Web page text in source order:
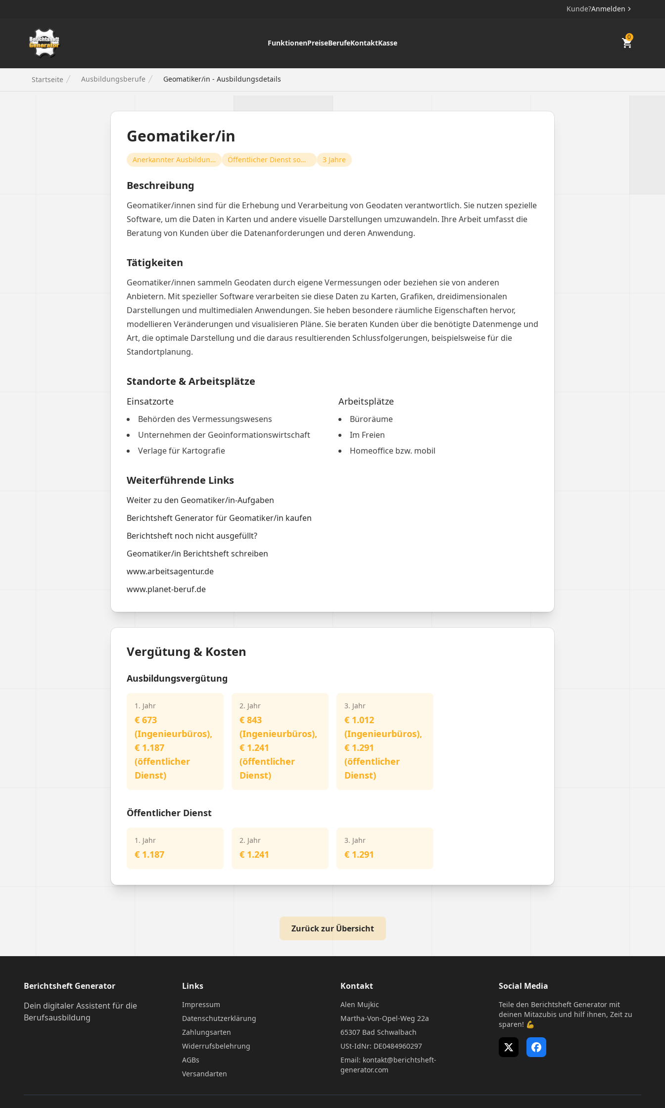
Kunde?Anmelden
Berichtsheft Generator
FunktionenPreiseBerufeKontaktKasse
0
Startseite Ausbildungsberufe Geomatiker/in - Ausbildungsdetails
Geomatiker/in
Anerkannter Ausbildungsberuf Öffentlicher Dienst sowie Industrie und Handel 3 Jahre
Beschreibung
Geomatiker/innen sind für die Erhebung und Verarbeitung von Geodaten verantwortlich. Sie nutzen spezielle
Software, um die Daten in Karten und andere visuelle Darstellungen umzuwandeln. Ihre Arbeit umfasst die
Beratung von Kunden über die Datenanforderungen und deren Anwendung.
Tätigkeiten
Geomatiker/innen sammeln Geodaten durch eigene Vermessungen oder beziehen sie von anderen
Anbietern. Mit spezieller Software verarbeiten sie diese Daten zu Karten, Grafiken, dreidimensionalen
Darstellungen und multimedialen Anwendungen. Sie heben besondere räumliche Eigenschaften hervor,
modellieren Veränderungen und visualisieren Pläne. Sie beraten Kunden über die benötigte Datenmenge und
Art, die optimale Darstellung und die daraus resultierenden Schlussfolgerungen, beispielsweise für die
Standortplanung.
Standorte & Arbeitsplätze
Einsatzorte
Behörden des Vermessungswesens
Unternehmen der Geoinformationswirtschaft
Verlage für Kartografie
Arbeitsplätze
Büroräume
Im Freien
Homeoffice bzw. mobil
Weiterführende Links
Weiter zu den Geomatiker/in-Aufgaben
Berichtsheft Generator für Geomatiker/in kaufen
Berichtsheft noch nicht ausgefüllt?
Geomatiker/in Berichtsheft schreiben
www.arbeitsagentur.de
www.planet-beruf.de
Vergütung & Kosten
Ausbildungsvergütung
1. Jahr
€ 673
(Ingenieurbüros),
€ 1.187
(öffentlicher
Dienst)
2. Jahr
€ 843
(Ingenieurbüros),
€ 1.241
(öffentlicher
Dienst)
3. Jahr
€ 1.012
(Ingenieurbüros),
€ 1.291
(öffentlicher
Dienst)
Öffentlicher Dienst
1. Jahr
€ 1.187
2. Jahr
€ 1.241
3. Jahr
€ 1.291
Zurück zur Übersicht
Berichtsheft Generator
Dein digitaler Assistent für die
Berufsausbildung
Links
Impressum
Datenschutzerklärung
Zahlungsarten
Widerrufsbelehrung
AGBs
Versandarten
Kontakt
Alen Mujkic
Martha-Von-Opel-Weg 22a
65307 Bad Schwalbach
USt-IdNr: DE0484960297
Email: kontakt@berichtsheft-
generator.com
Social Media
Teile den Berichtsheft Generator mit
deinen Mitazubis und hilf ihnen, Zeit zu
sparen! 💪
X (Twitter)Facebook